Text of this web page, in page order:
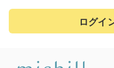
ログイ